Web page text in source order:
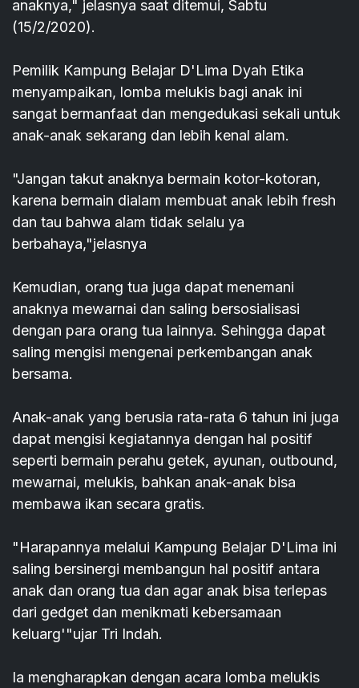
anaknya," jelasnya saat ditemui, Sabtu
(15/2/2020).
Pemilik Kampung Belajar D'Lima Dyah Etika
menyampaikan, lomba melukis bagi anak ini
sangat bermanfaat dan mengedukasi sekali untuk
anak-anak sekarang dan lebih kenal alam.
"Jangan takut anaknya bermain kotor-kotoran,
karena bermain dialam membuat anak lebih fresh
dan tau bahwa alam tidak selalu ya
berbahaya,"jelasnya
Kemudian, orang tua juga dapat menemani
anaknya mewarnai dan saling bersosialisasi
dengan para orang tua lainnya. Sehingga dapat
saling mengisi mengenai perkembangan anak
bersama.
Anak-anak yang berusia rata-rata 6 tahun ini juga
dapat mengisi kegiatannya dengan hal positif
seperti bermain perahu getek, ayunan, outbound,
mewarnai, melukis, bahkan anak-anak bisa
membawa ikan secara gratis.
"Harapannya melalui Kampung Belajar D'Lima ini
saling bersinergi membangun hal positif antara
anak dan orang tua dan agar anak bisa terlepas
dari gedget dan menikmati kebersamaan
keluarg'"ujar Tri Indah.
Ia mengharapkan dengan acara lomba melukis